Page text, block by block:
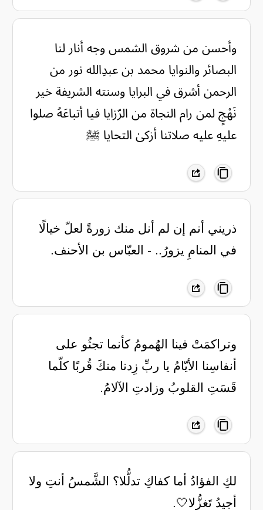
وأحسن من شروق الشمس وجه أنار لنا
البصائر والنوايا محمد بن عبدِالله نور من
الرحمن أشرق في البرايا وسنته الشريفة خير
نَهْجٍ لمن رام النجاة من الرّزايا فيا أتباعَهُ صلوا
عليهِ عليه صلاتنا أزكىٰ التحايا ﷺ
ذريني أنم إن لم أنل منك زورةً لعلّ خيالًا
في المنامِ يزورُ.. - العبّاس بن الأحنف.
‏وتراكمَتْ فينا الهُمومُ كأنما ‏تجثُو على
أنفاسِنا الأيّامُ ‏يا ربِّ زِدنا منكَ قُربًا كلّما
‏قَسَتِ القلوبُ وزادتِ الآلامُ.
لكِ الفؤادُ أما كفاكِ تدلُّلا؟ ‏الشَّمسُ أنتِ ولا
أجيدُ تَغزُّلا🤍.